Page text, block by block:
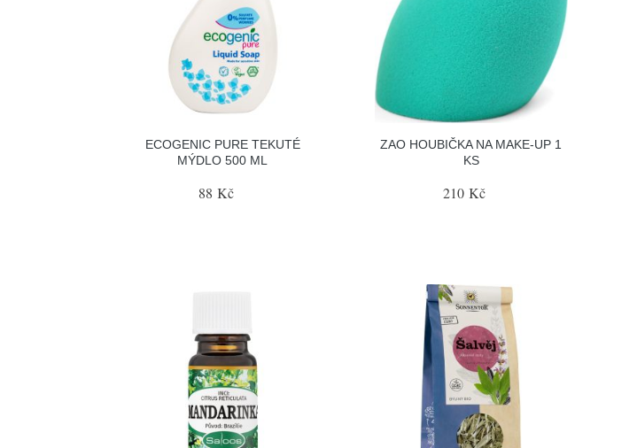
ECOGENIC PURE TEKUTÉ
MÝDLO 500 ML
88 Kč
ZAO HOUBIČKA NA MAKE-UP 1
KS
210 Kč